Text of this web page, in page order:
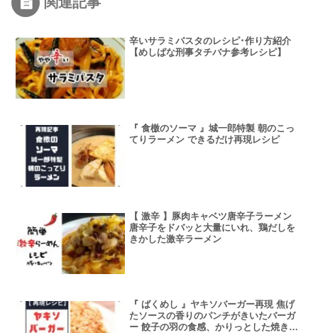
辛いサラミパスタのレシピ･作り方紹介
【めしばな刑事タチバナ参考レシピ】
『 食檄のソーマ 』城一郎特製 朝のこっ
てりラーメン できるだけ再現レシピ
【 激辛 】豚肉キャベツ唐辛子ラーメン
唐辛子をドバッと大量にいれ、鶏だしを
きかした激辛ラーメン
『 ばくめし 』ヤキソバーガー再現 焦げ
たソースの香りのパンチがきいたバーガ
ー 餃子の羽の食感、かりっとした焼きそ